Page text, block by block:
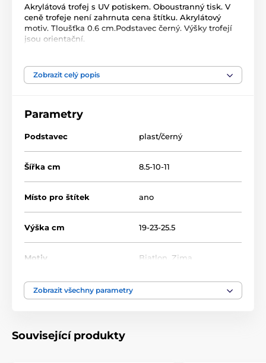
Akrylátová trofej s UV potiskem. Oboustranný tisk. V
ceně trofeje není zahrnuta cena štítku. Akrylátový
motiv. Tloušťka 0.6 cm.Podstavec černý. Výšky trofejí
jsou orientační.
Produkt je zařazen v kategoriích
Zobrazit celý popis
Parametry
Podstavec plast/černý
Šířka cm 8.5-10-11
Místo pro štítek ano
Výška cm 19-23-25.5
Motiv Biatlon Zima
Typ ocenění
Zobrazit všechny parametry
Související produkty